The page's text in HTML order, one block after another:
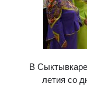
В
летия со